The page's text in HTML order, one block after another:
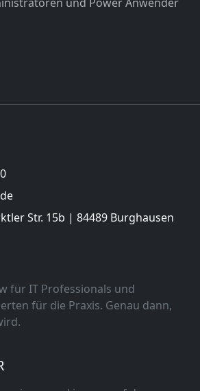
Str. 15b | 84489 Burghausen
für IT Professionals und
für die Praxis. Genau dann,